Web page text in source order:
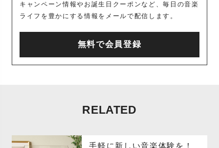
キャンペーン情報やお誕生日クーポンなど、毎日の音楽
ライフを豊かにする情報をメールで配信します。
無料で会員登録
RELATED
手軽に新しい音楽体験を！